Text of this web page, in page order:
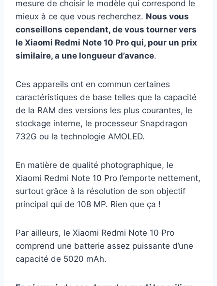
mesure de choisir le modèle qui correspond le
mieux à ce que vous recherchez. Nous vous
conseillons cependant, de vous tourner vers
le Xiaomi Redmi Note 10 Pro qui, pour un prix
similaire, a une longueur d’avance.
Ces appareils ont en commun certaines
caractéristiques de base telles que la capacité
de la RAM des versions les plus courantes, le
stockage interne, le processeur Snapdragon
732G ou la technologie AMOLED.
En matière de qualité photographique, le
Xiaomi Redmi Note 10 Pro l’emporte nettement,
surtout grâce à la résolution de son objectif
principal qui de 108 MP. Rien que ça !
Par ailleurs, le Xiaomi Redmi Note 10 Pro
comprend une batterie assez puissante d’une
capacité de 5020 mAh.